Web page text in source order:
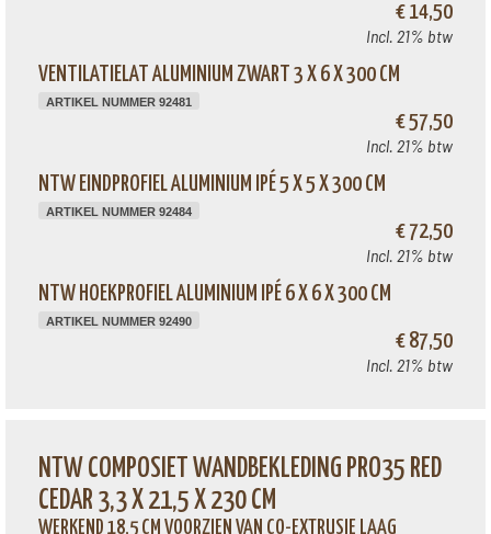
€ 14,50
Incl. 21% btw
VENTILATIELAT ALUMINIUM ZWART 3 X 6 X 300 CM
ARTIKEL NUMMER 92481
€ 57,50
Incl. 21% btw
NTW EINDPROFIEL ALUMINIUM IPÉ 5 X 5 X 300 CM
ARTIKEL NUMMER 92484
€ 72,50
Incl. 21% btw
NTW HOEKPROFIEL ALUMINIUM IPÉ 6 X 6 X 300 CM
ARTIKEL NUMMER 92490
€ 87,50
Incl. 21% btw
NTW COMPOSIET WANDBEKLEDING PRO35 RED
CEDAR 3,3 X 21,5 X 230 CM
WERKEND 18,5 CM VOORZIEN VAN CO-EXTRUSIE LAAG